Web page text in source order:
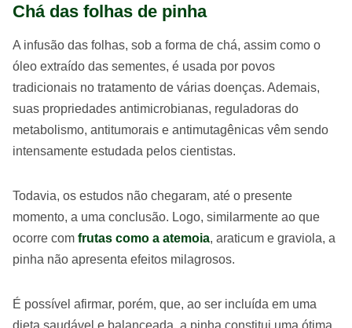
Chá das folhas de pinha
A infusão das folhas, sob a forma de chá, assim como o
óleo extraído das sementes, é usada por povos
tradicionais no tratamento de várias doenças. Ademais,
suas propriedades antimicrobianas, reguladoras do
metabolismo, antitumorais e antimutagênicas vêm sendo
intensamente estudada pelos cientistas.
Todavia, os estudos não chegaram, até o presente
momento, a uma conclusão. Logo, similarmente ao que
ocorre com frutas como a atemoia, araticum e graviola, a
pinha não apresenta efeitos milagrosos.
É possível afirmar, porém, que, ao ser incluída em uma
dieta saudável e balanceada, a pinha constitui uma ótima